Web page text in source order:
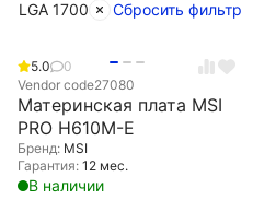
LGA 1700 Сбросить фильтр
5.0
0
Vendor code27080
Материнская плата MSI
PRO H610M-E
Бренд: MSI
Гарантия: 12 мес.
В наличии